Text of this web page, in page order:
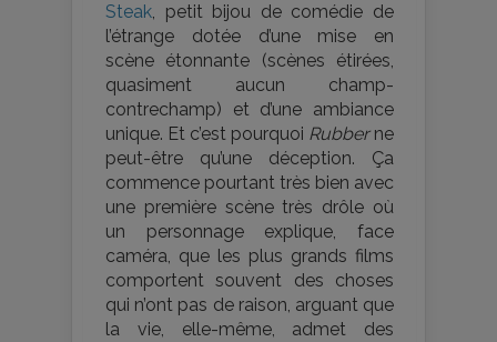
Steak, petit bijou de comédie de
l’étrange dotée d’une mise en
scène étonnante (scènes étirées,
quasiment aucun champ-
contrechamp) et d’une ambiance
unique. Et c’est pourquoi Rubberne
peut-être qu’une déception. Ça
commence pourtant très bien avec
une première scène très drôle où
un personnage explique, face
caméra, que les plus grands films
comportent souvent des choses
qui n’ont pas de raison, arguant que
la vie, elle-même, admet des